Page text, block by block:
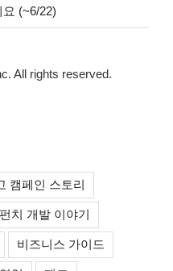
(~6/22)
All rights reserved.
캠페인 스토리
치 개발 이야기
비즈니스 가이드